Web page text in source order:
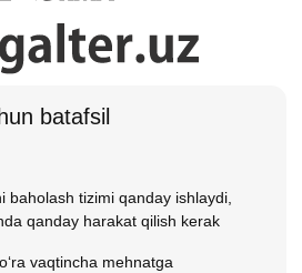
batafsil
baholash tizimi qanday ishlaydi,
qanday harakat qilish kerak
vaqtincha mehnatga